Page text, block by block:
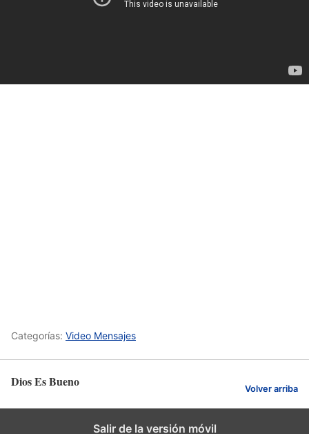
Categorías: Video Mensajes
Dios Es Bueno Volver arriba
Salir de la versión móvil